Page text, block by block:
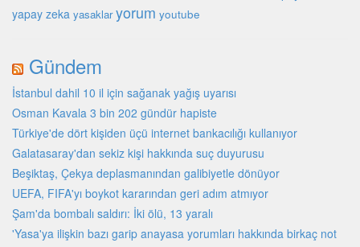
yapay zeka yasaklar yorum youtube
Gündem
İstanbul dahil 10 il için sağanak yağış uyarısı
Osman Kavala 3 bin 202 gündür hapiste
Türkiye'de dört kişiden üçü internet bankacılığı kullanıyor
Galatasaray'dan sekiz kişi hakkında suç duyurusu
Beşiktaş, Çekya deplasmanından galibiyetle dönüyor
UEFA, FIFA'yı boykot kararından geri adım atmıyor
Şam'da bombalı saldırı: İki ölü, 13 yaralı
'Yasa'ya ilişkin bazı garip anayasa yorumları hakkında birkaç not